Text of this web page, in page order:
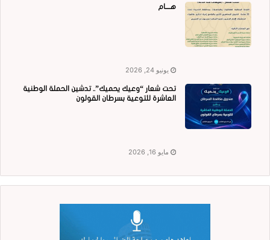
هــــام
يونيو 24, 2026
تحت شعار “وعيك يحميك”.. تدشين الحملة الوطنية
العاشرة للتوعية بسرطان القولون
مايو 16, 2026